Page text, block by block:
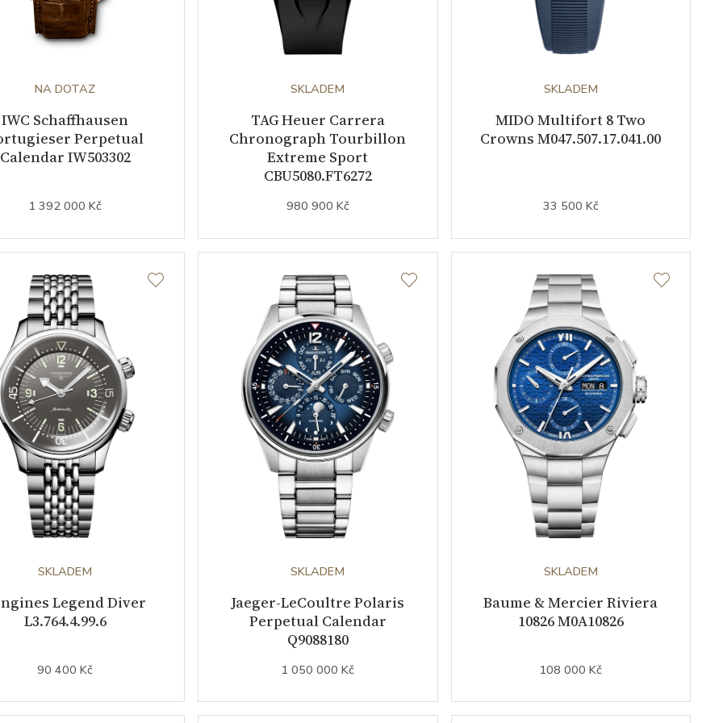
NA DOTAZ
IWC Schaffhausen
Perpetual
Calendar IW503302
1 392 000 Kč
SKLADEM
TAG Heuer Carrera
Chronograph Tourbillon
Extreme Sport
CBU5080.FT6272
980 900 Kč
SKLADEM
MIDO Multifort 8 Two
Crowns M047.507.17.041.00
33 500 Kč
SKLADEM
Legend Diver
L3.764.4.99.6
90 400 Kč
SKLADEM
Jaeger-LeCoultre Polaris
Perpetual Calendar
Q9088180
1 050 000 Kč
SKLADEM
Baume & Mercier Riviera
10826 M0A10826
108 000 Kč